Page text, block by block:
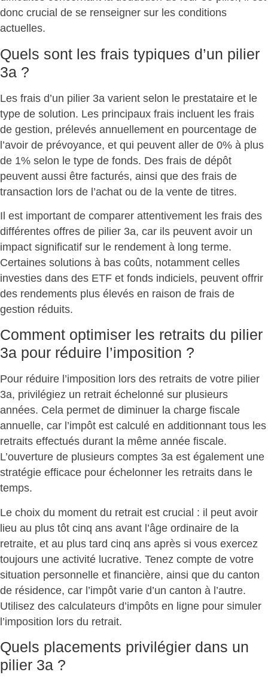
donc crucial de se renseigner sur les conditions
actuelles.
Quels sont les frais typiques d’un pilier
3a ?
Les frais d’un pilier 3a varient selon le prestataire et le
type de solution. Les principaux frais incluent les frais
de gestion, prélevés annuellement en pourcentage de
l’avoir de prévoyance, et qui peuvent aller de 0% à plus
de 1% selon le type de fonds. Des frais de dépôt
peuvent aussi être facturés, ainsi que des frais de
transaction lors de l’achat ou de la vente de titres.
Il est important de comparer attentivement les frais des
différentes offres de pilier 3a, car ils peuvent avoir un
impact significatif sur le rendement à long terme.
Certaines solutions à bas coûts, notamment celles
investies dans des ETF et fonds indiciels, peuvent offrir
des rendements plus élevés en raison de frais de
gestion réduits.
Comment optimiser les retraits du pilier
3a pour réduire l’imposition ?
Pour réduire l’imposition lors des retraits de votre pilier
3a, privilégiez un retrait échelonné sur plusieurs
années. Cela permet de diminuer la charge fiscale
annuelle, car l’impôt est calculé en additionnant tous les
retraits effectués durant la même année fiscale.
L’ouverture de plusieurs comptes 3a est également une
stratégie efficace pour échelonner les retraits dans le
temps.
Le choix du moment du retrait est crucial : il peut avoir
lieu au plus tôt cinq ans avant l’âge ordinaire de la
retraite, et au plus tard cinq ans après si vous exercez
toujours une activité lucrative. Tenez compte de votre
situation personnelle et financière, ainsi que du canton
de résidence, car l’impôt varie d’un canton à l’autre.
Utilisez des calculateurs d’impôts en ligne pour simuler
l’imposition lors du retrait.
Quels placements privilégier dans un
pilier 3a ?